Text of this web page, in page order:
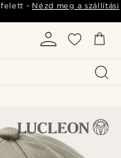
felett - Nézd meg a szállítási